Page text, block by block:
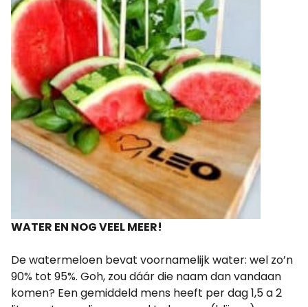
WATER EN NOG VEEL MEER!
De watermeloen bevat voornamelijk water: wel zo’n
90% tot 95%. Goh, zou dáár die naam dan vandaan
komen? Een gemiddeld mens heeft per dag 1,5 a 2